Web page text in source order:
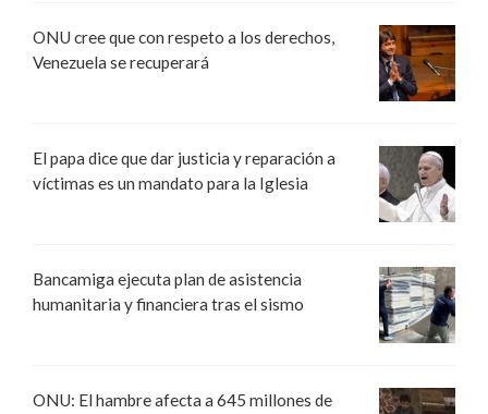
ONU cree que con respeto a los derechos,
Venezuela se recuperará
El papa dice que dar justicia y reparación a
víctimas es un mandato para la Iglesia
Bancamiga ejecuta plan de asistencia
humanitaria y financiera tras el sismo
ONU: El hambre afecta a 645 millones de